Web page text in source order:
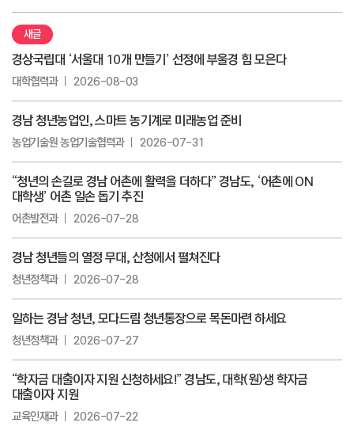
새글
경상국립대 ‘서울대 10개 만들기’ 선정에 부울경 힘 모은다
대학협력과 2026-08-03
경남 청년농업인, 스마트 농기계로 미래농업 준비
농업기술원 농업기술협력과 2026-07-31
“청년의 손길로 경남 어촌에 활력을 더하다” 경남도, ‘어촌에 ON
대학생’ 어촌 일손 돕기 추진
어촌발전과 2026-07-28
경남 청년들의 열정 무대, 산청에서 펼쳐진다
청년정책과 2026-07-28
일하는 경남 청년, 모다드림 청년통장으로 목돈마련 하세요
청년정책과 2026-07-27
“학자금 대출이자 지원 신청하세요!” 경남도, 대학(원)생 학자금
대출이자 지원
교육인재과 2026-07-22